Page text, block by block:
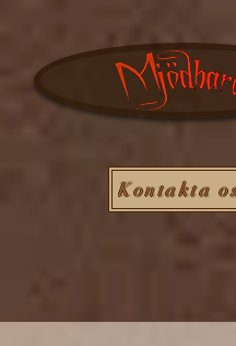
Kontakta